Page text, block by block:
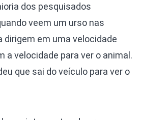
dos pesquisados
veem um urso nas
dirigem em uma velocidade
a velocidade para ver o animal.
que sai do veículo para ver o